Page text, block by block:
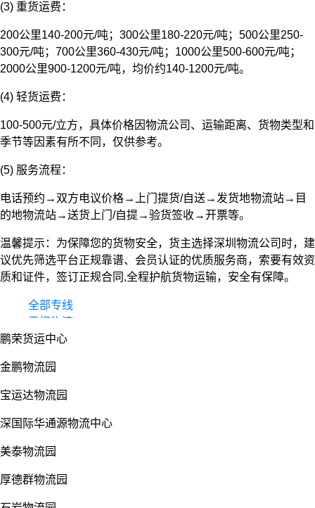
(3) 重货运费：
200公里140-200元/吨；300公里180-220元/吨；500公里250-
300元/吨；700公里360-430元/吨；1000公里500-600元/吨；
2000公里900-1200元/吨，均价约140-1200元/吨。
(4) 轻货运费：
100-500元/立方，具体价格因物流公司、运输距离、货物类型和
季节等因素有所不同，仅供参考。
(5) 服务流程：
电话预约→双方电议价格→上门提货/自送→发货地物流站→目
的地物流站→送货上门/自提→验货签收→开票等。
温馨提示：为保障您的货物安全，货主选择深圳物流公司时，建
议优先筛选平台正规靠谱、会员认证的优质服务商，索要有效资
质和证件，签订正规合同,全程护航货物运输，安全有保障。
全部专线
零担物流
整车货运
鹏荣货运中心
金鹏物流园
宝运达物流园
深国际华通源物流中心
美泰物流园
厚德群物流园